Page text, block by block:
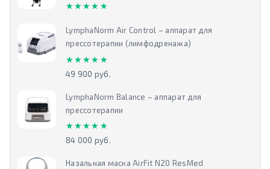
★★★★★
★★★★★
LymphaNorm Air Control – аппарат для
прессотерапии (лимфодренажа)
★★★★★
★★★★★
49 900 руб.
LymphaNorm Balance – аппарат для
прессотерапии
★★★★★
★★★★★
84 000 руб.
Назальная маска AirFit N20 ResMed